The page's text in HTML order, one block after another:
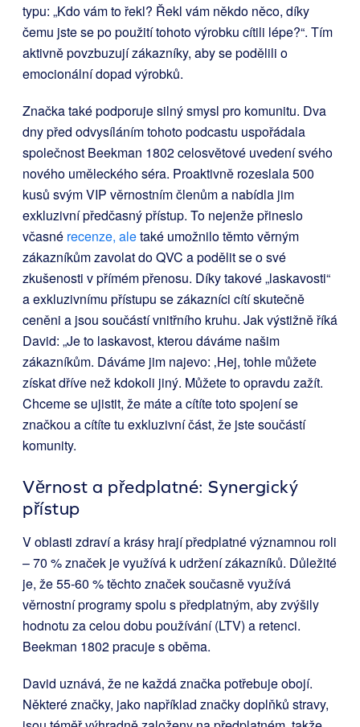
typu: „Kdo vám to řekl? Řekl vám někdo něco, díky
čemu jste se po použití tohoto výrobku cítili lépe?“. Tím
aktivně povzbuzují zákazníky, aby se podělili o
emocionální dopad výrobků.
Značka také podporuje silný smysl pro komunitu. Dva
dny před odvysíláním tohoto podcastu uspořádala
společnost Beekman 1802 celosvětové uvedení svého
nového uměleckého séra. Proaktivně rozeslala 500
kusů svým VIP věrnostním členům a nabídla jim
exkluzivní předčasný přístup. To nejenže přineslo
včasné recenze, aletaké umožnilo těmto věrným
zákazníkům zavolat do QVC a podělit se o své
zkušenosti v přímém přenosu. Díky takové „laskavosti“
a exkluzivnímu přístupu se zákazníci cítí skutečně
ceněni a jsou součástí vnitřního kruhu. Jak výstižně říká
David: „Je to laskavost, kterou dáváme našim
zákazníkům. Dáváme jim najevo: ‚Hej, tohle můžete
získat dříve než kdokoli jiný. Můžete to opravdu zažít.
Chceme se ujistit, že máte a cítíte toto spojení se
značkou a cítíte tu exkluzivní část, že jste součástí
komunity.
Věrnost a předplatné: Synergický
přístup
V oblasti zdraví a krásy hrají předplatné významnou roli
– 70 % značek je využívá k udržení zákazníků. Důležité
je, že 55-60 % těchto značek současně využívá
věrnostní programy spolu s předplatným, aby zvýšily
hodnotu za celou dobu používání (LTV) a retenci.
Beekman 1802 pracuje s oběma.
David uznává, že ne každá značka potřebuje obojí.
Některé značky, jako například značky doplňků stravy,